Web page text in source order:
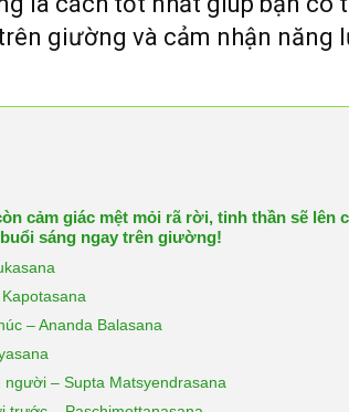
giường và cảm nhận năng
cảm giác mệt mỏi rã rời, tinh thần sẽ lên
sáng ngay trên giường!
– Ananda Balasana
– Supta Matsyendrasana